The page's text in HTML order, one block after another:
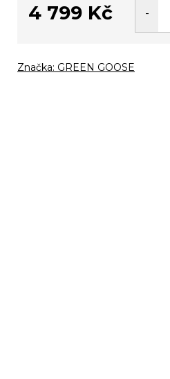
4 799 Kč
Značka: GREEN GOOSE